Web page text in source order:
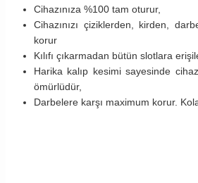
Cihazınıza %100 tam oturur,
Cihazınızı çiziklerden, kirden,
korur
Kılıfı çıkarmadan bütün slotlara
Harika kalıp kesimi sayesinde
ömürlüdür,
Darbelere karşı maximum korur.